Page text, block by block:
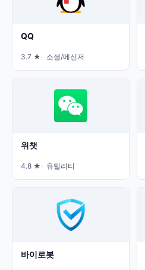
QQ
3.7 ★ 소셜/메신저
위챗
4.8 ★ 유틸리티
바이로봇